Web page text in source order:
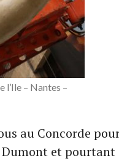
l’Ile – Nantes –
au Concorde
Dumont et pourtant